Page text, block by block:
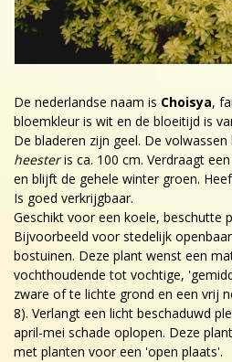
De nederlandse naam is Choisya,
bloemkleur is wit en de bloeitijd is
De bladeren zijn geel. De
heesteris ca. 100 cm. Verdraagt
en blijft de gehele winter groen.
Is goed verkrijgbaar.
Geschikt voor een koele, beschutte
Bijvoorbeeld voor stedelijk
bostuinen. Deze plant wenst een
vochthoudende tot vochtige,
zware of te lichte grond en een vrij
8). Verlangt een licht beschaduwd
april-mei schade oplopen. Deze
met planten voor een 'open plaats'.